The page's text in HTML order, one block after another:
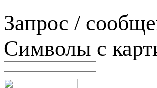
Запрос /
Символы с